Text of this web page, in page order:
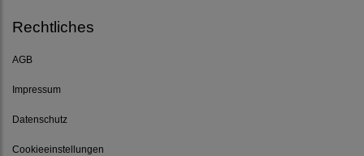
Rechtliches
AGB
Impressum
Datenschutz
Cookieeinstellungen